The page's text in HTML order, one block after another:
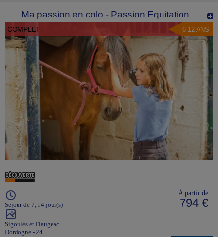
Ma passion en colo - Passion Equitation
COMPLET 6-12 ANS
Séjour de 7, 14 jour(s)
Sigoulès et Flaugeac
Dordogne - 24
À partir de
794 €